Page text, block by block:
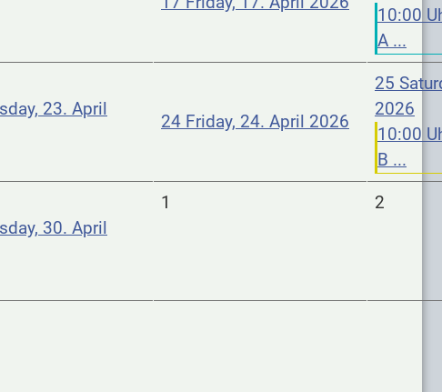
10:00
A ...
23. April
24 Friday, 24. April 2026
25
2026
10:00
B ...
30. April
1 2